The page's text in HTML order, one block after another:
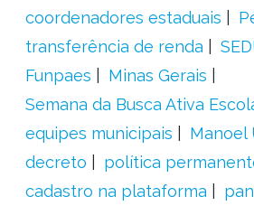
coordenadores estaduais
transferência de renda
Funpaes
Minas Gerais
Semana da Busca Ativa
equipes municipais
Manoel
decreto
política
cadastro na plataforma